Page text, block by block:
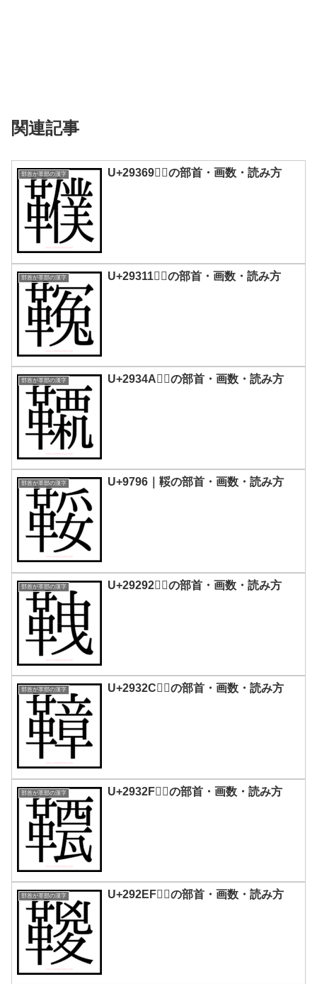
関連記事
部首が革部の漢字 U+29369｜𩍩の部首・画数・読み方
部首が革部の漢字 U+29311｜𩌑の部首・画数・読み方
部首が革部の漢字 U+2934A｜𩍊の部首・画数・読み方
部首が革部の漢字 U+9796｜鞖の部首・画数・読み方
部首が革部の漢字 U+29292｜𩊒の部首・画数・読み方
部首が革部の漢字 U+2932C｜𩌬の部首・画数・読み方
部首が革部の漢字 U+2932F｜𩌯の部首・画数・読み方
部首が革部の漢字 U+292EF｜𩋯の部首・画数・読み方